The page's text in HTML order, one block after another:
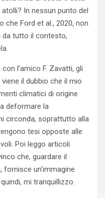
In nessun punto del
che Ford et al., 2020, non
da tutto il contesto,
l’amico F. Zavatti, gli
il dubbio che il mio
climatici di origine
deformare la
circonda, soprattutto alla
tesi opposte alle
Poi leggo articoli
che, guardare il
fornisce un’immagine
mi tranquillizzo.